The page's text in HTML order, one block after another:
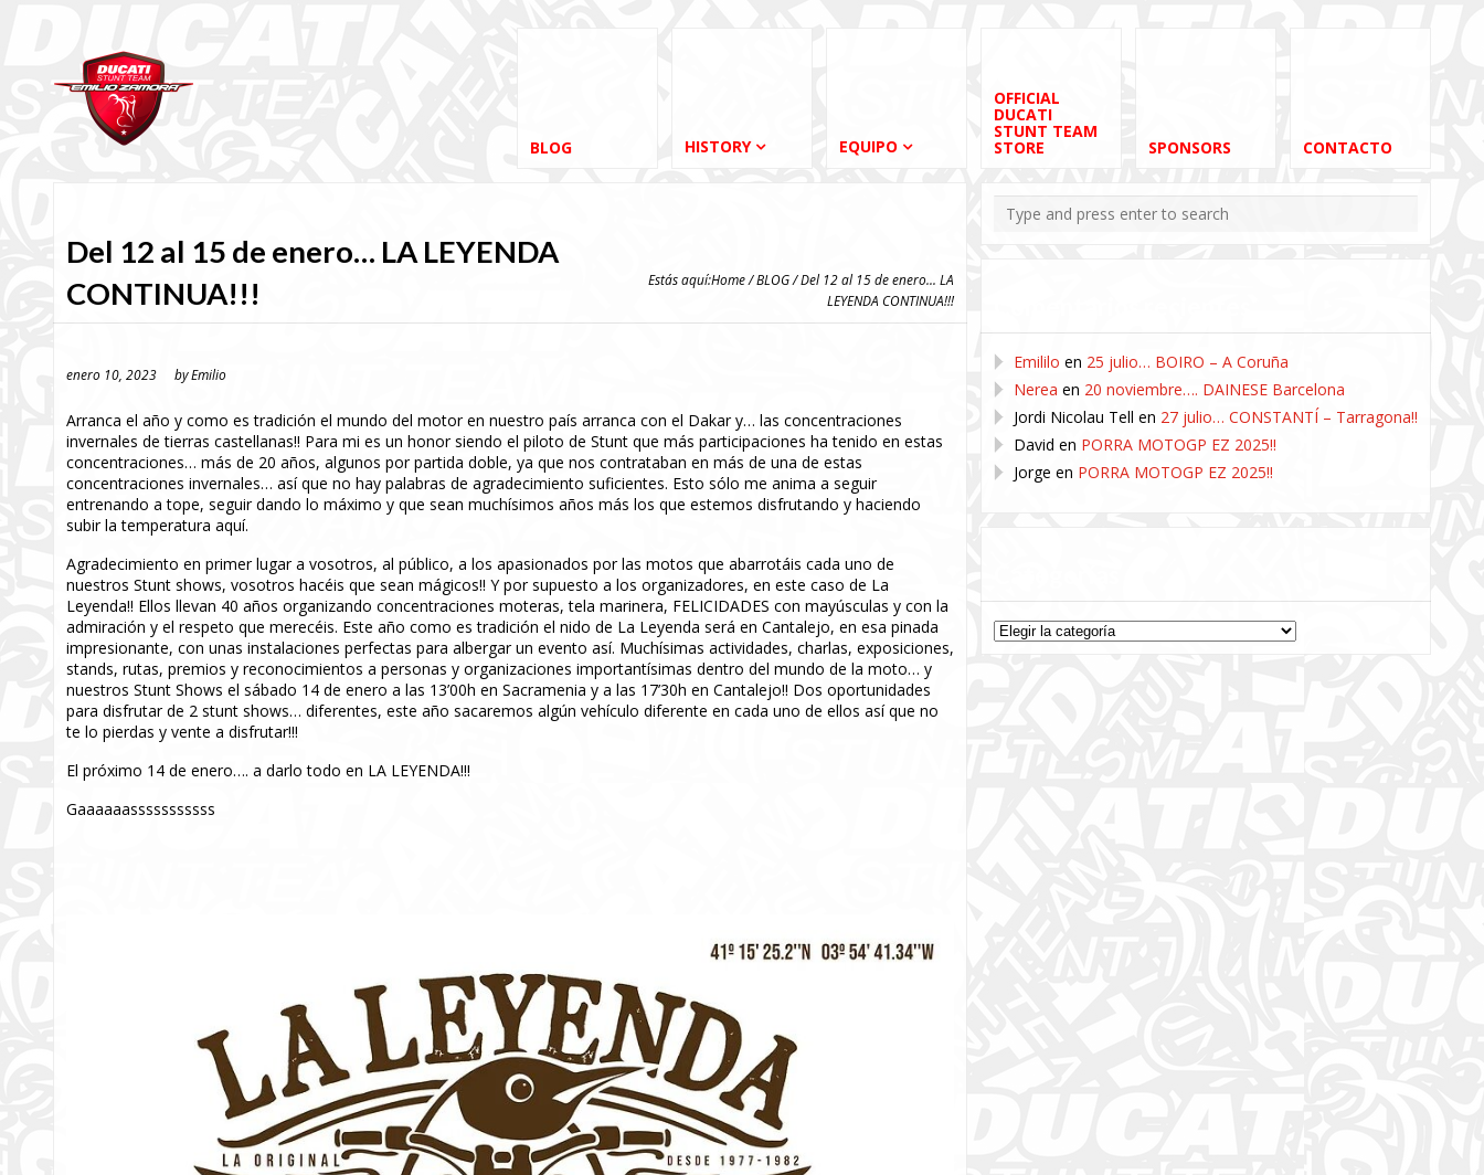
BLOG HISTORY EQUIPO
OFFICIAL
DUCATI
STUNT TEAM
STORE SPONSORS CONTACTO
Del 12 al 15 de enero… LA LEYENDA
CONTINUA!!!
Estás aquí:Home/BLOG/ Del 12 al 15 de enero... LA
LEYENDA CONTINUA!!!
enero 10, 2023 byEmilio
Arranca el año y como es tradición el mundo del motor en nuestro país arranca con el Dakar y… las concentraciones
invernales de tierras castellanas!! Para mi es un honor siendo el piloto de Stunt que más participaciones ha tenido en estas
concentraciones… más de 20 años, algunos por partida doble, ya que nos contrataban en más de una de estas
concentraciones invernales… así que no hay palabras de agradecimiento suficientes. Esto sólo me anima a seguir
entrenando a tope, seguir dando lo máximo y que sean muchísimos años más los que estemos disfrutando y haciendo
subir la temperatura aquí.
Agradecimiento en primer lugar a vosotros, al público, a los apasionados por las motos que abarrotáis cada uno de
nuestros Stunt shows, vosotros hacéis que sean mágicos!! Y por supuesto a los organizadores, en este caso de La
Leyenda!! Ellos llevan 40 años organizando concentraciones moteras, tela marinera, FELICIDADES con mayúsculas y con la
admiración y el respeto que merecéis. Este año como es tradición el nido de La Leyenda será en Cantalejo, en esa pinada
impresionante, con unas instalaciones perfectas para albergar un evento así. Muchísimas actividades, charlas, exposiciones,
stands, rutas, premios y reconocimientos a personas y organizaciones importantísimas dentro del mundo de la moto… y
nuestros Stunt Shows el sábado 14 de enero a las 13’00h en Sacramenia y a las 17’30h en Cantalejo!! Dos oportunidades
para disfrutar de 2 stunt shows… diferentes, este año sacaremos algún vehículo diferente en cada uno de ellos así que no
te lo pierdas y vente a disfrutar!!!
El próximo 14 de enero…. a darlo todo en LA LEYENDA!!!
Gaaaaaasssssssssss
Emililo en 25 julio… BOIRO – A Coruña
Nerea en 20 noviembre…. DAINESE Barcelona
Jordi Nicolau Tell en 27 julio… CONSTANTÍ – Tarragona!!
David en PORRA MOTOGP EZ 2025!!
Jorge en PORRA MOTOGP EZ 2025!!
Categorías